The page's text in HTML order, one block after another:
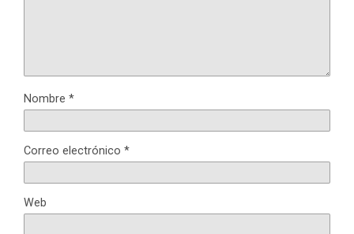
Nombre *
Correo electrónico *
Web